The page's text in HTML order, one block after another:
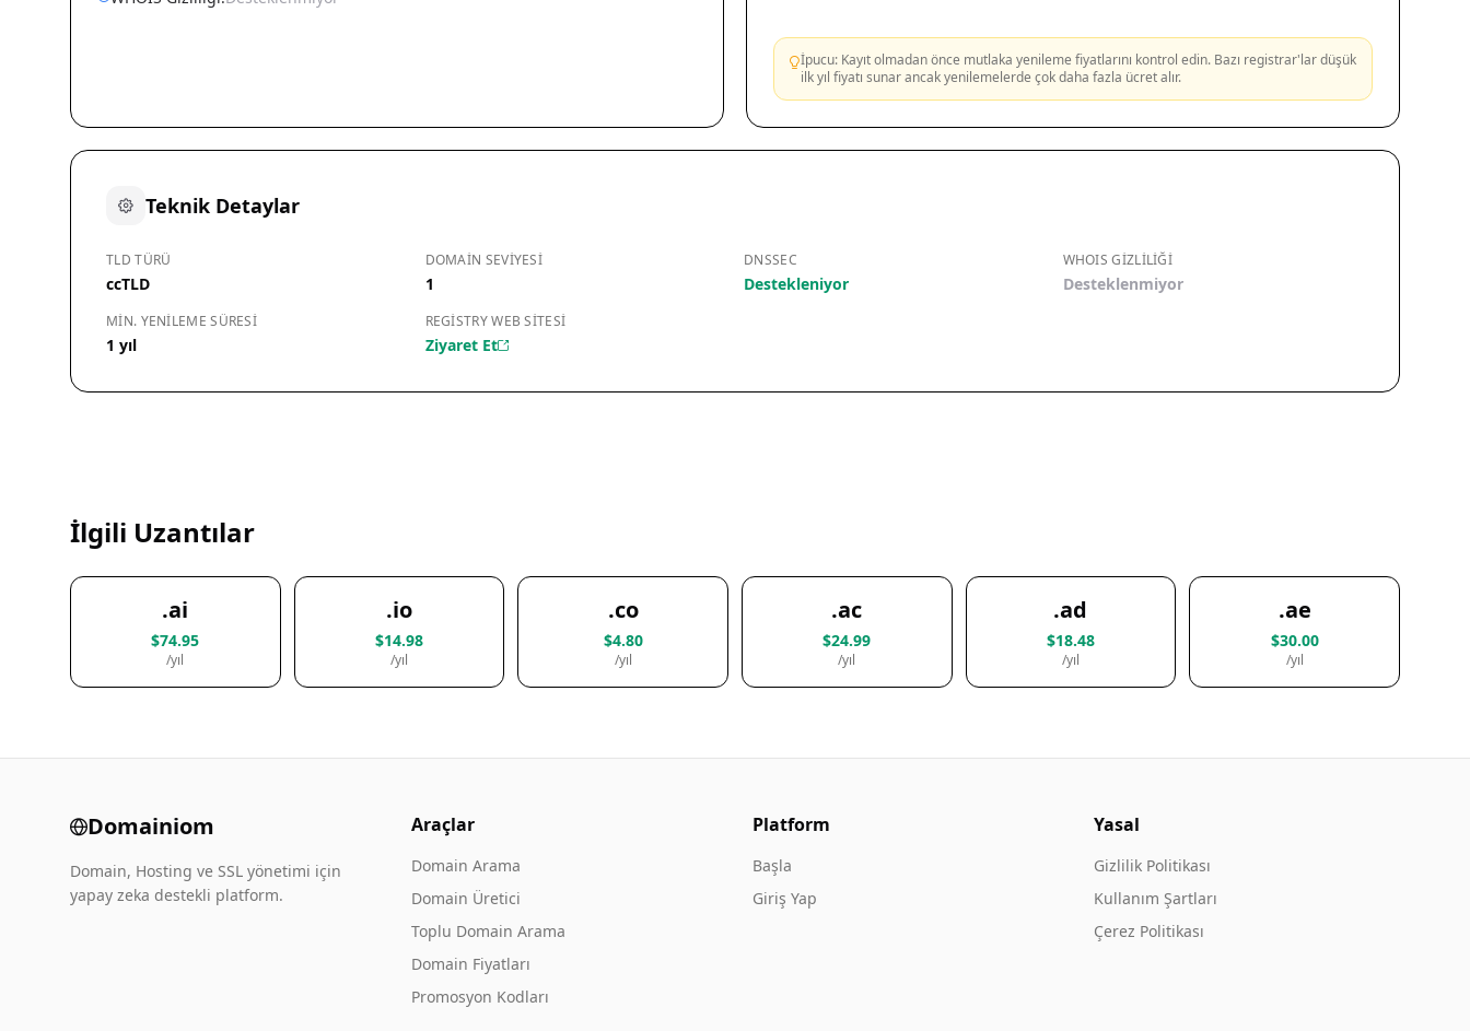
İpucu: Kayıt olmadan önce mutlaka yenileme fiyatlarını kontrol edin. Bazı registrar'lar düşük
ilk yıl fiyatı sunar ancak yenilemelerde çok daha fazla ücret alır.
Teknik Detaylar
TLD TÜRÜ
ccTLD
DOMAIN SEVIYESI
1
DNSSEC
Destekleniyor
WHOIS GIZLILIĞI
Desteklenmiyor
MIN. YENILEME SÜRESI
1 yıl
REGISTRY WEB SITESI
Ziyaret Et
İlgili Uzantılar
.ai
$74.95
/yıl
.io
$14.98
/yıl
.co
$4.80
/yıl
.ac
$24.99
/yıl
.ad
$18.48
/yıl
.ae
$30.00
/yıl
Domainiom
Domain, Hosting ve SSL yönetimi için
yapay zeka destekli platform.
Araçlar
Domain Arama
Domain Üretici
Toplu Domain Arama
Domain Fiyatları
Promosyon Kodları
Platform
Başla
Giriş Yap
Yasal
Gizlilik Politikası
Kullanım Şartları
Çerez Politikası